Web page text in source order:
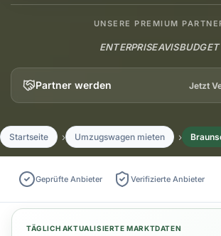
UNSERE PREMIUM
ENTERPRISEAVISBUDGET
Partner werden Jetzt
Startseite Umzugswagen mieten
Geprüfte Anbieter Verifizierte Anbieter
TÄGLICH AKTUALISIERTE MARKTDATEN